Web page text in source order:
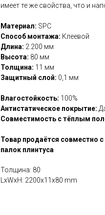
имеет те же свойства, что и
Материал: SPC
Способ монтажа: Клеевой
Длина: 2.200 мм
Высота: 80 мм
Толщина: 11 мм
Защитный слой: 0,1 мм
Влагостойкость: 100%
Антистатическое покрытие:
Совместимость с тёплым
Товар продаётся совместно
палок плинтуса
Толщина: 80
LxWxH: 2200x11x80 mm